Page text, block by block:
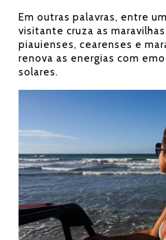
Em outras palavras, entre
visitante cruza as
piauienses, cearenses e
renova as energias com
solares.